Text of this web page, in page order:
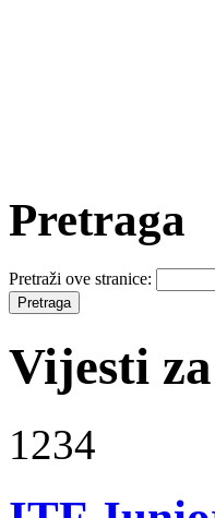
Pretraga
Pretraži ove stranice:
Vijesti
1234